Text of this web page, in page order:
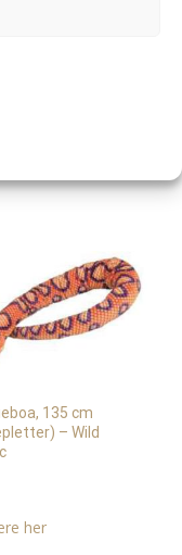
Design
135 cm
– Wild
her